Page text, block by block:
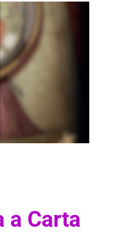
a Carta